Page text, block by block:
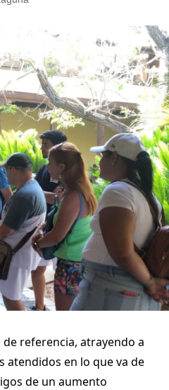
referencia, atrayendo a
atendidos en lo que va de
de un aumento